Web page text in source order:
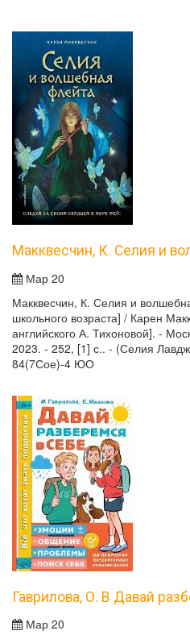
Макквесчин, К. Селия и
Мар 20
Макквесчин, К. Селия и
школьного возраста] / Карен
английского А. Тихоновой]. -
2023. - 252, [1] с.. - (Селия
84(7Сое)-4 ЮО
Гаврилова, О. В Давай
Мар 20